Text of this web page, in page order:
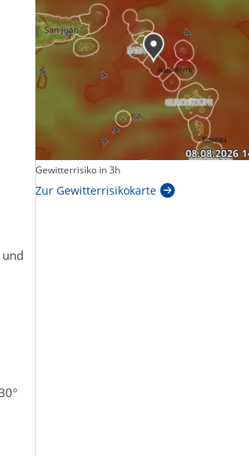
Gewitterrisiko in 3h
Zur Gewitterrisikokarte